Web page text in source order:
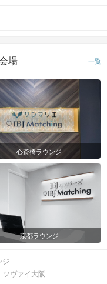
場 一覧
心斎橋ラウンジ
京都ラウンジ
ジ
ツヴァイ大阪